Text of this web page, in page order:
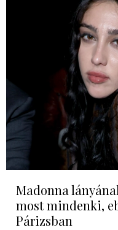
Madonna
most mindenki,
Párizsban